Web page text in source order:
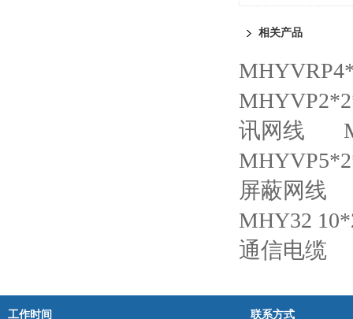
相关产品
讯网线
屏蔽网线
MHY32
通信电缆
工作时间 联系方式